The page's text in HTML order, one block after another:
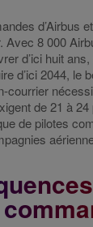
d’Airbus
Avec 8 000
d’ici huit
d’ici 2044, le
courrier
de 21 à 24
de pilotes